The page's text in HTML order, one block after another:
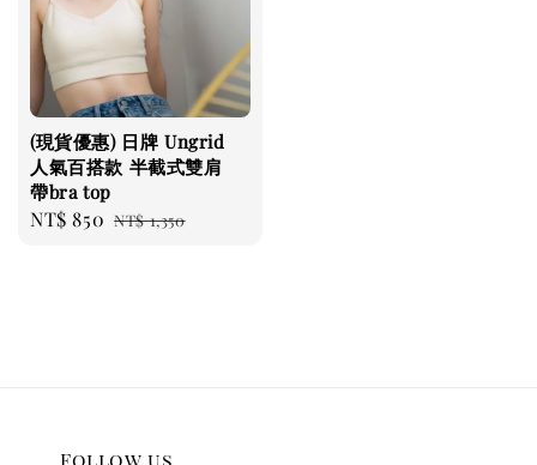
(現貨優惠) 日牌 Ungrid
人氣百搭款 半截式雙肩
帶bra top
Sale
NT$ 850 Regular
NT$ 1,350
Follow us